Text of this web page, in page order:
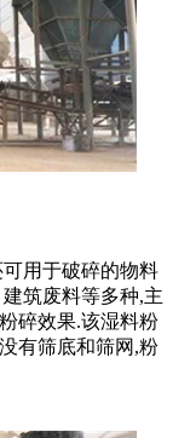
用于破碎的物料
筑废料等多种,主
碎效果.该湿料粉
有筛底和筛网,粉